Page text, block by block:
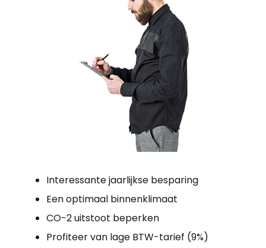
Interessante jaarlijkse besparing
Een optimaal binnenklimaat
CO-2 uitstoot beperken
Profiteer van lage BTW-tarief (9%)